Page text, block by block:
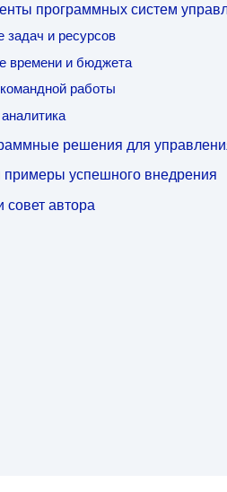
программных систем
задач и ресурсов
времени и бюджета
работы
решения для
примеры успешного внедрения
совет автора